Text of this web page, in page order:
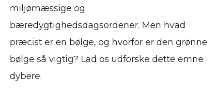
miljømæssige og
bæredygtighedsdagsordener. Men hvad
præcist er en bølge, og hvorfor er den grønne
bølge så vigtig? Lad os udforske dette emne
dybere.